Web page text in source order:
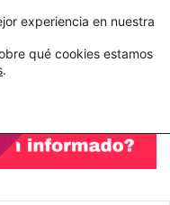
Nueva Ley Aduanera eleva el costo de los errores documentales
experiencia en nuestra
qué cookies estamos
.